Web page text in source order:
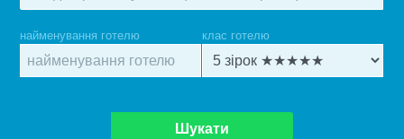
найменування готелю клас готелю
Шукати